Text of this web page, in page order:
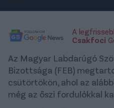
A
Csakfoci
Az Magyar Labdarúgó
Bizottsága (FEB)
csütörtökön, ahol az
még az őszi fordulókkal